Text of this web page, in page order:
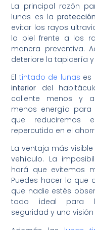
La principal razón
lunas es la
evitar los rayos
la piel frente a los
manera preventiva.
deteriore la tapicería
El tintado de lunas es
interior del
caliente menos y
menos energía para
que reduciremos
repercutido en el
La ventaja más
vehículo. La
hará que evitemos
Puedes hacer lo que
que nadie estés
todo ideal para
seguridad y una